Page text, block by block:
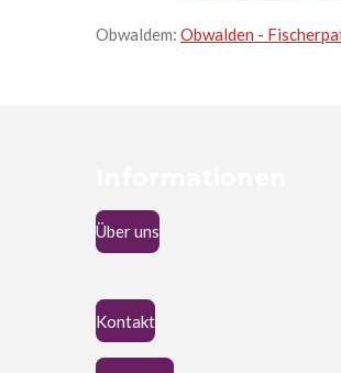
Obwaldem: Obwalden -
Über uns
Kontakt